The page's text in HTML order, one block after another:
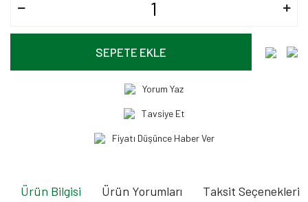
SEPETE EKLE
Yorum Yaz
Tavsiye Et
Fiyatı Düşünce Haber Ver
Ürün Bilgisi Ürün Yorumları Taksit Seçenekleri